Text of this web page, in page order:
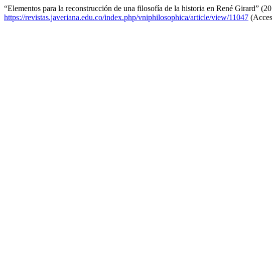
“Elementos para la reconstrucción de una filosofía de la historia en René Girard”
https://revistas.javeriana.edu.co/index.php/vniphilosophica/article/view/11047